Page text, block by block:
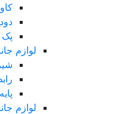
لوازم
لوازم